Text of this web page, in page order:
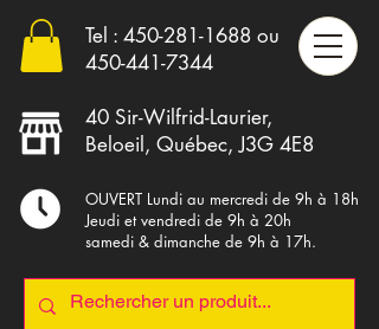
Tel : 450-281-1688 ou
450-441-7344
40 Sir-Wilfrid-Laurier,
Beloeil, Québec, J3G 4E8
OUVERT Lundi au mercredi de 9h à 18h
Jeudi et vendredi de 9h à 20h
samedi & dimanche de 9h à 17h.